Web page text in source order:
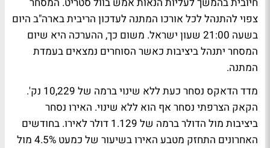
צפוי להתנהל לכל אורכו המתנה לעדכון הריבית בארה"ב היום
בשעה 21:00 שעון ישראל. משום כך, ההערכה היא שיום
המסחר יתנהל ביציבות כאשר הסוחרים נמצאים בעמדת
המתנה.
מדד הדאקס נסחר כעת ללא שינוי ברמה של 10,229 נק'.
הקאק הצרפתי נסחר אף הוא ללא שינוי. האירו נסחר
ביציבות מול הדולר ברמה של 1.129 דולר לאירו. בחודשים
האחרונים התחזק מטבע האירו בשיעור של כמעט 4.5% מול